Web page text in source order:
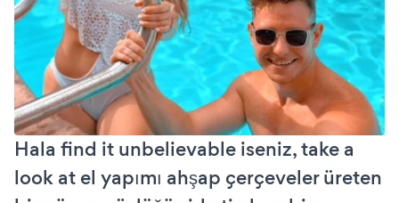
Hala find it unbelievable iseniz, take a
look at el yapımı ahşap çerçeveler üreten